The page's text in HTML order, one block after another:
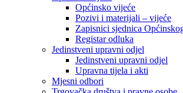
Općinsko vijeće
Pozivi i materijali – vijeće
Zapisnici sjednica
Registar odluka
Jedinstveni upravni odjel
Jedinstveni upravni odjel
Upravna tijela i akti
Mjesni odbori